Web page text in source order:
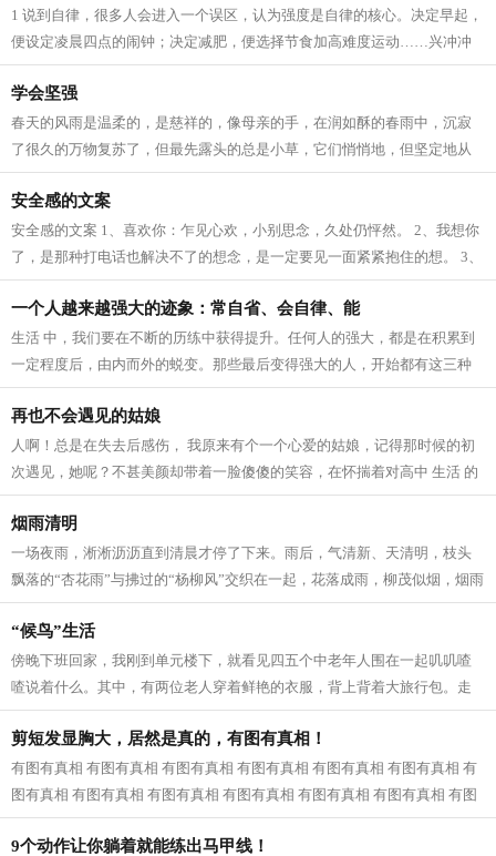
1 说到自律，很多人会进入一个误区，认为强度是自律的核心。决定早起，
便设定凌晨四点的闹钟；决定减肥，便选择节食加高难度运动……兴冲冲
立目标，却因为强度太大，内心已有...
学会坚强
春天的风雨是温柔的，是慈祥的，像母亲的手，在润如酥的春雨中，沉寂
了很久的万物复苏了，但最先露头的总是小草，它们悄悄地，但坚定地从
土里钻出来，为山野铺上一层绿色，充...
安全感的文案
安全感的文案 1、喜欢你：乍见心欢，小别思念，久处仍怦然。 2、我想你
了，是那种打电话也解决不了的想念，是一定要见一面紧紧抱住的想。 3、
我爱这个世界上的三件事：太阳，月...
一个人越来越强大的迹象：常自省、会自律、能
生活 中，我们要在不断的历练中获得提升。任何人的强大，都是在积累到
一定程度后，由内而外的蜕变。那些最后变得强大的人，开始都有这三种
迹象。 常自省 人生 路上，每个人的境...
再也不会遇见的姑娘
人啊！总是在失去后感伤， 我原来有个一个心爱的姑娘，记得那时候的初
次遇见，她呢？不甚美颜却带着一脸傻傻的笑容，在怀揣着对高中 生活 的
向往，在人群中拥挤寻找着我的老师...
烟雨清明
一场夜雨，淅淅沥沥直到清晨才停了下来。雨后，气清新、天清明，枝头
飘落的“杏花雨”与拂过的“杨柳风”交织在一起，花落成雨，柳茂似烟，烟雨
清明寄深情。 清明，逐雨而来。...
“候鸟”生活
傍晚下班回家，我刚到单元楼下，就看见四五个中老年人围在一起叽叽喳
喳说着什么。其中，有两位老人穿着鲜艳的衣服，背上背着大旅行包。走
近一看，原来是婆婆和公公，我已经快...
剪短发显胸大，居然是真的，有图有真相！
有图有真相 有图有真相 有图有真相 有图有真相 有图有真相 有图有真相 有
图有真相 有图有真相 有图有真相 有图有真相 有图有真相 有图有真相 有图
有真相...
9个动作让你躺着就能练出马甲线！